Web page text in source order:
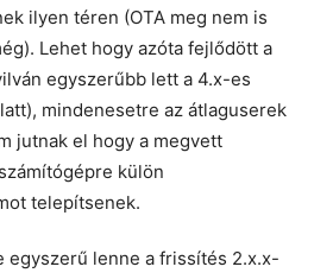
ilyen téren (OTA meg nem is
Lehet hogy azóta fejlődött a
egyszerűbb lett a 4.x-es
mindenesetre az átlaguserek
jutnak el hogy a megvett
külön
telepítsenek.
egyszerű lenne a frissítés 2.x.x-